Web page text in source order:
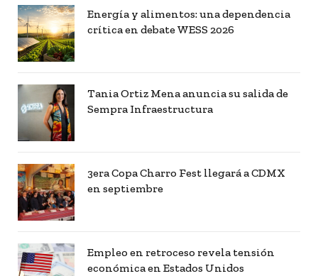
Energía y alimentos: una dependencia
crítica en debate WESS 2026
Tania Ortiz Mena anuncia su salida de
Sempra Infraestructura
3era Copa Charro Fest llegará a CDMX
en septiembre
Empleo en retroceso revela tensión
económica en Estados Unidos